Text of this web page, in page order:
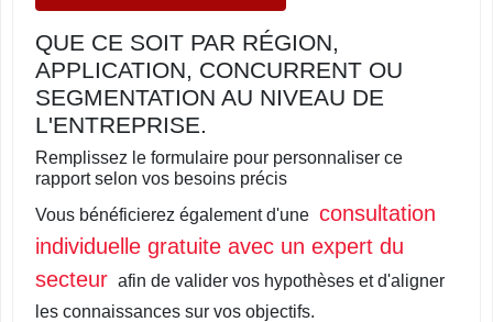
QUE CE SOIT PAR RÉGION,
APPLICATION, CONCURRENT OU
SEGMENTATION AU NIVEAU DE
L'ENTREPRISE.
Remplissez le formulaire pour personnaliser ce
rapport selon vos besoins précis
Vous bénéficierez également d'une consultation
individuelle gratuite avec un expert du
secteur afin de valider vos hypothèses et d'aligner
les connaissances sur vos objectifs.